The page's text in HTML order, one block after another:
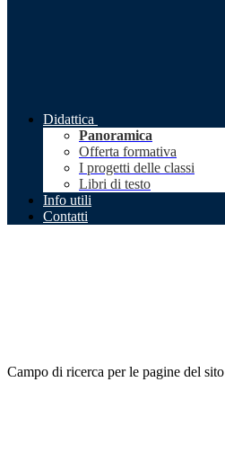
Didattica
Panoramica
Offerta formativa
I progetti delle classi
Libri di testo
Info utili
Contatti
Campo di ricerca per le pagine del sito